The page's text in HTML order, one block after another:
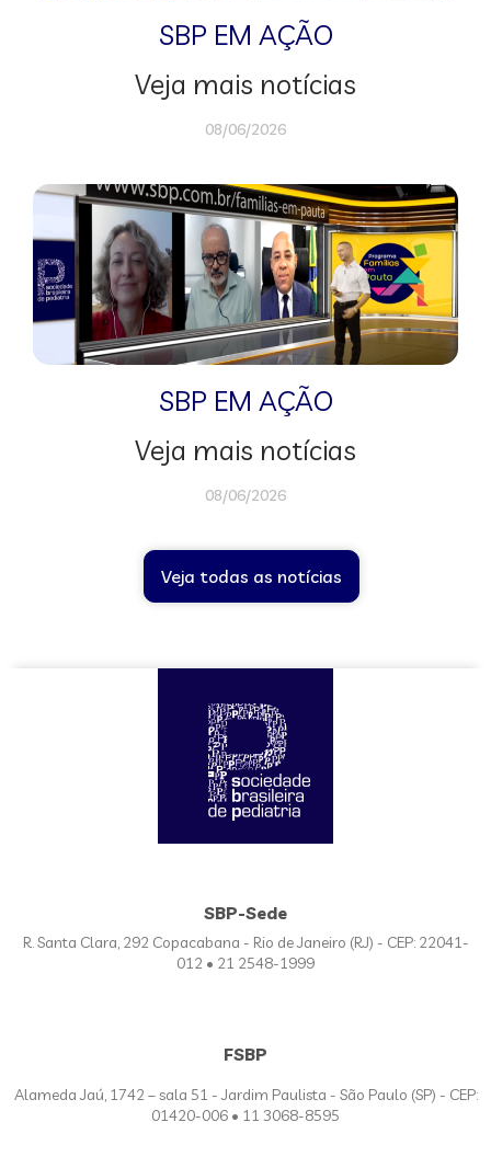
SBP EM AÇÃO
Veja mais notícias
08/06/2026
SBP EM AÇÃO
Veja mais notícias
08/06/2026
Veja todas as notícias
SBP-Sede
R. Santa Clara, 292 Copacabana - Rio de Janeiro (RJ) - CEP: 22041-
012 • 21 2548-1999
FSBP
Alameda Jaú, 1742 – sala 51 - Jardim Paulista - São Paulo (SP) - CEP:
01420-006 • 11 3068-8595